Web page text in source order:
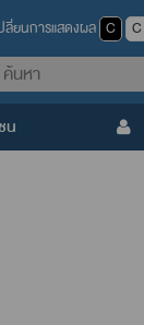
ลี่ยนการแสดงผล C C
หา
น